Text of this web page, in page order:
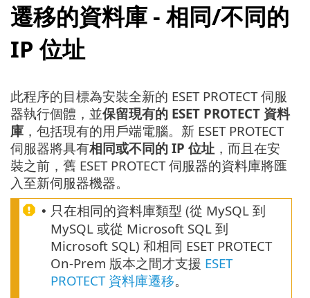
遷移的資料庫 - 相同/不同的
IP 位址
此程序的目標為安裝全新的 ESET PROTECT 伺服
器執行個體，並保留現有的 ESET PROTECT 資料
庫 ，包括現有的用戶端電腦。新 ESET PROTECT
伺服器將具有相同或不同的 IP 位址 ，而且在安
裝之前，舊 ESET PROTECT 伺服器的資料庫將匯
入至新伺服器機器。
• 只在相同的資料庫類型 (從 MySQL 到
MySQL 或從 Microsoft SQL 到
Microsoft SQL) 和相同 ESET PROTECT
On-Prem 版本之間才支援 ESET
PROTECT 資料庫遷移。